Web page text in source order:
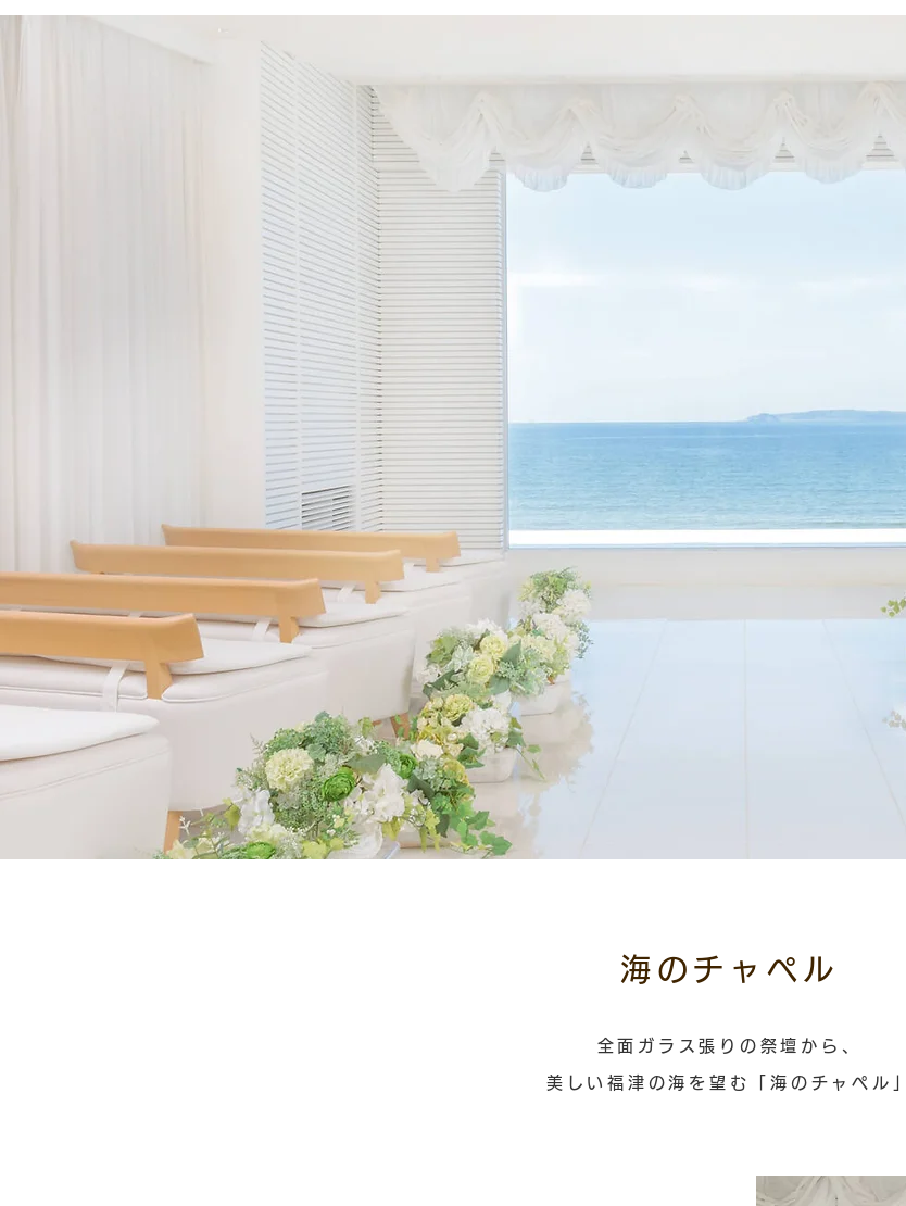
海のチャペル
全面ガラス張りの祭壇から、
美しい福津の海を望む「海のチャペル」